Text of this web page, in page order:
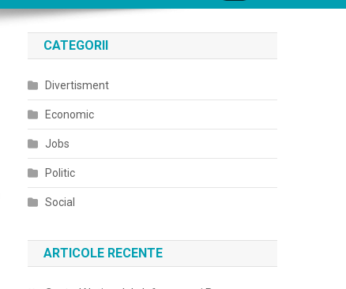
CATEGORII
Divertisment
Economic
Jobs
Politic
Social
ARTICOLE RECENTE